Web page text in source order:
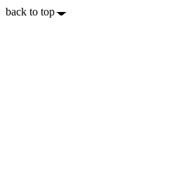
back to top